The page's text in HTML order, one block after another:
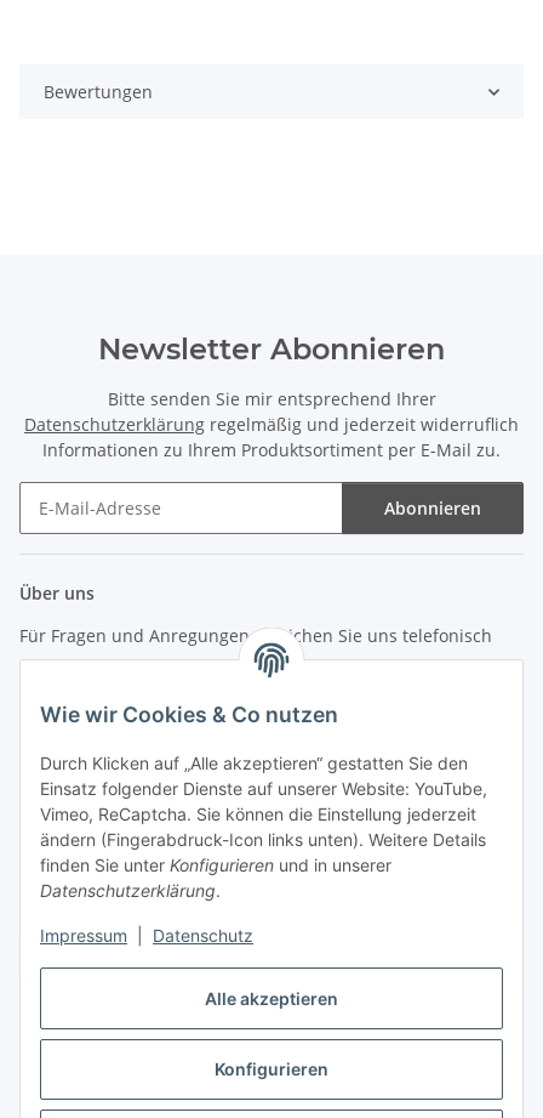
Alle akzeptieren
Konfigurieren
Wie wir Cookies & Co nutzen
Durch Klicken auf „Alle akzeptieren“ gestatten Sie den
Einsatz folgender Dienste auf unserer Website: YouTube,
Vimeo, ReCaptcha. Sie können die Einstellung jederzeit
ändern (Fingerabdruck-Icon links unten). Weitere Details
finden Sie unter Konfigurieren und in unserer
Datenschutzerklärung.
Impressum Datenschutz
Bewertungen
Newsletter Abonnieren
Bitte senden Sie mir entsprechend Ihrer
Datenschutzerklärung regelmäßig und jederzeit widerruflich
Informationen zu Ihrem Produktsortiment per E-Mail zu.
Abonnieren
Über uns
Für Fragen und Anregungen erreichen Sie uns telefonisch
info (at) zweitedel.de
Informationen
Gesetzliche Informationen
* Alle Preise inkl. gesetzlicher USt., zzgl.Versand